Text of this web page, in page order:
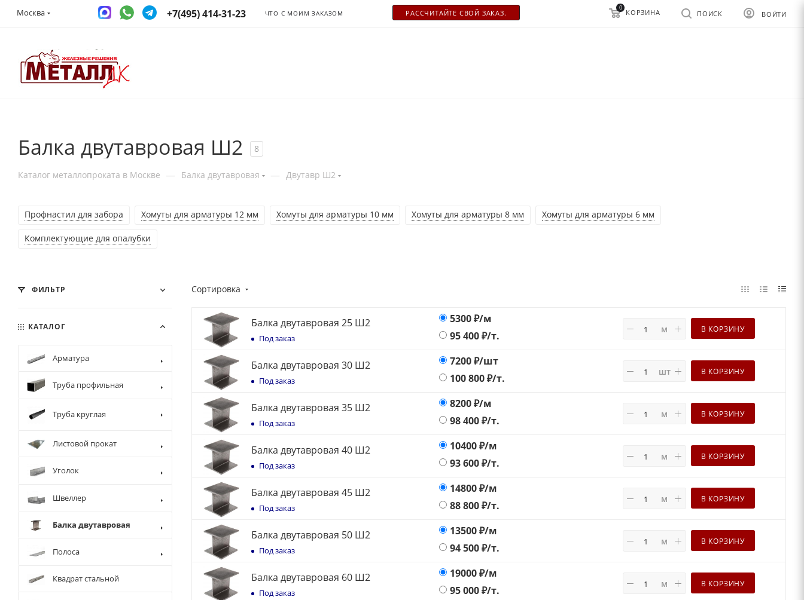
Москва +7(495) 414-31-23 ЧТО С МОИМ ЗАКАЗОМ РАСCЧИТАЙТЕ СВОЙ ЗАКАЗ. ВОЙТИ
ПОИСК
0
КОРЗИНА
Балка двутавровая Ш2 8
Каталог металлопроката в Москве — Балка двутавровая — Двутавр Ш2
Профнастил для забора Хомуты для арматуры 12 мм Хомуты для арматуры 10 мм Хомуты для арматуры 8 мм Хомуты для арматуры 6 мм
Комплектующие для опалубки
Сортировка
Балка двутавровая 25 Ш2
Под заказ
5300₽/м
95 400₽/т.
м В КОРЗИНУ
Балка двутавровая 30 Ш2
Под заказ
7200₽/шт
100 800₽/т.
шт В КОРЗИНУ
Балка двутавровая 35 Ш2
Под заказ
8200₽/м
98 400₽/т.
м В КОРЗИНУ
Балка двутавровая 40 Ш2
Под заказ
10400₽/м
93 600₽/т.
м В КОРЗИНУ
Балка двутавровая 45 Ш2
Под заказ
14800₽/м
88 800₽/т.
м В КОРЗИНУ
Балка двутавровая 50 Ш2
Под заказ
13500₽/м
94 500₽/т.
м В КОРЗИНУ
Балка двутавровая 60 Ш2
Под заказ
19000₽/м
95 000₽/т.
м В КОРЗИНУ
ФИЛЬТР
КАТАЛОГ
Арматура
Труба профильная
Труба круглая
Листовой прокат
Уголок
Швеллер
Балка двутавровая
Полоса
Квадрат стальной